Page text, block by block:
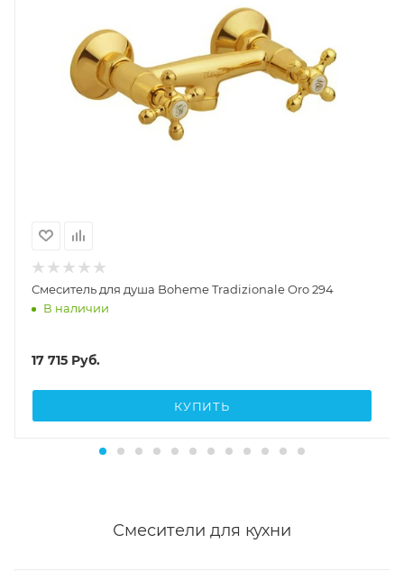
Смеситель для душа Boheme Tradizionale Oro 294
В наличии
17 715 Руб.
КУПИТЬ
Смесители для кухни